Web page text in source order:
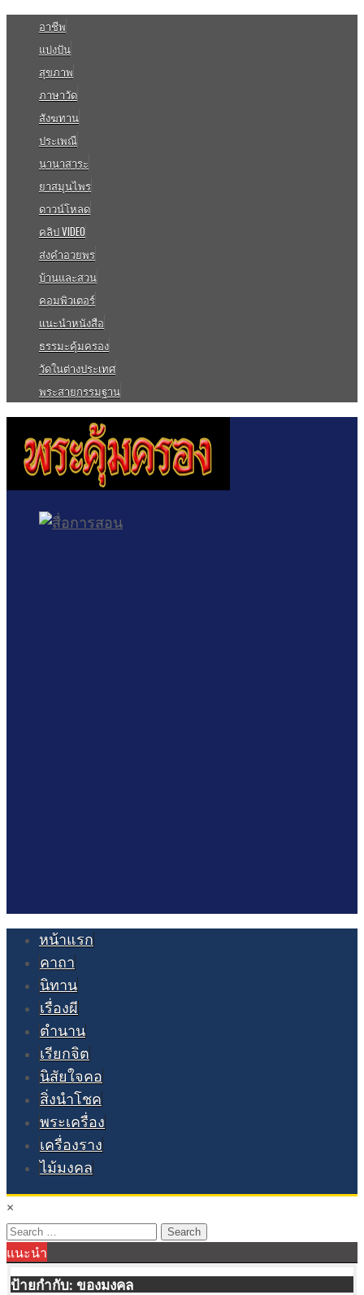
อาชีพ
แบ่งปัน
สุขภาพ
ภาษาวัด
สังฆทาน
ประเพณี
นานาสาระ
ยาสมุนไพร
ดาวน์โหลด
คลิป VIDEO
ส่งคำอวยพร
บ้านและสวน
คอมพิวเตอร์
แนะนำหนังสือ
ธรรมะคุ้มครอง
วัดในต่างประเทศ
พระสายกรรมฐาน
หน้าแรก
คาถา
นิทาน
เรื่องผี
ตำนาน
เรียกจิต
นิสัยใจคอ
สิ่งนำโชค
พระเครื่อง
เครื่องราง
ไม้มงคล
×
Search
for:
แนะนำ
ป้ายกำกับ: ของมงคล